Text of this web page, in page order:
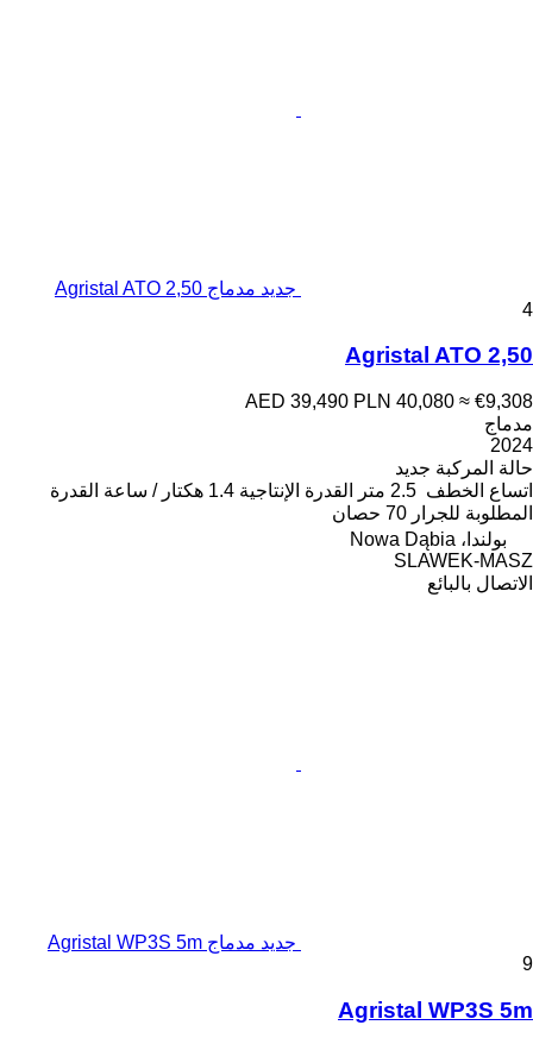
جديد مدماج Agristal ATO 2,50
4
Agristal ATO 2,50
AED 39,490 PLN 40,080 ≈ €9,308
مدماج
2024
حالة المركبة جديد
اتساع الخطف 2.5 متر القدرة الإنتاجية 1.4 هكتار / ساعة
القدرة
المطلوبة للجرار 70 حصان
بولندا، Nowa Dąbia
SLAWEK-MASZ
الاتصال بالبائع
جديد مدماج Agristal WP3S 5m
9
Agristal WP3S 5m